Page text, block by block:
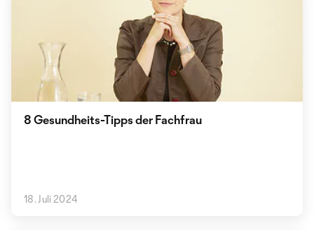
8 Gesundheits-Tipps der Fachfrau
18. Juli 2024